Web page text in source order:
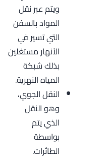
ويتم عبر نقل
المواد بالسفن
التي تسير في
الأنهار مستغلين
بذلك شبكة
المياه النهرية.
النقل الجوي،
وهو النقل
الذي يتم
بواسطة
الطائرات.